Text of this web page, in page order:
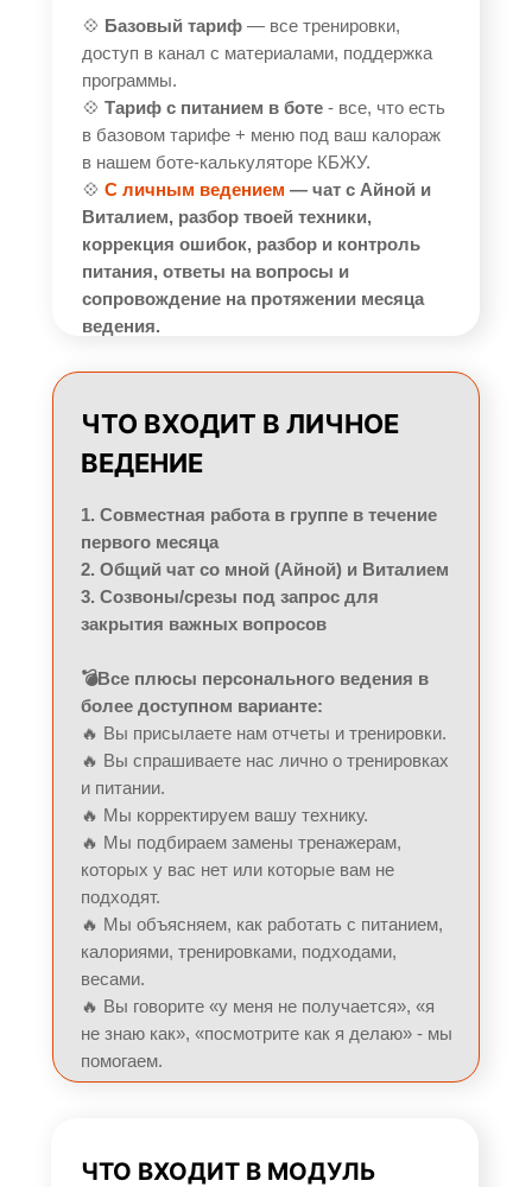
💠 Базовый тариф — все тренировки,
доступ в канал с материалами, поддержка
программы.
💠 Тариф с питанием в боте - все, что есть
в базовом тарифе + меню под ваш калораж
в нашем боте-калькуляторе КБЖУ.
💠 С личным ведением — чат с Айной и
Виталием, разбор твоей техники,
коррекция ошибок, разбор и контроль
питания, ответы на вопросы и
сопровождение на протяжении месяца
ведения.
ЧТО ВХОДИТ В МОДУЛЬ
ЧТО ВХОДИТ В ЛИЧНОЕ
ВЕДЕНИЕ
1. Совместная работа в группе в течение
первого месяца
2. Общий чат со мной (Айной) и Виталием
3. Созвоны/срезы под запрос для
закрытия важных вопросов
💣Все плюсы персонального ведения в
более доступном варианте:
🔥 Вы присылаете нам отчеты и тренировки.
🔥 Вы спрашиваете нас лично о тренировках
и питании.
🔥 Мы корректируем вашу технику.
🔥 Мы подбираем замены тренажерам,
которых у вас нет или которые вам не
подходят.
🔥 Мы объясняем, как работать с питанием,
калориями, тренировками, подходами,
весами.
🔥 Вы говорите «у меня не получается», «я
не знаю как», «посмотрите как я делаю» - мы
помогаем.